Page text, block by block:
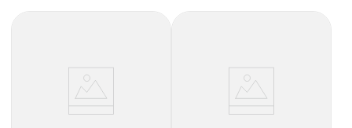
roche posay
megacistin